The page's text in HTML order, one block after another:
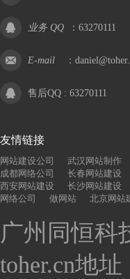
业务 QQ ： 63270111
E-mail ：
售后QQ : 63270111
友情链接
网站建设公司 武汉网站制作
成都网络公司
长春网站建设
西安网站建设
长沙网站建设
网络公司
做网站 北京网站
广州同恒科
toher.cn地址